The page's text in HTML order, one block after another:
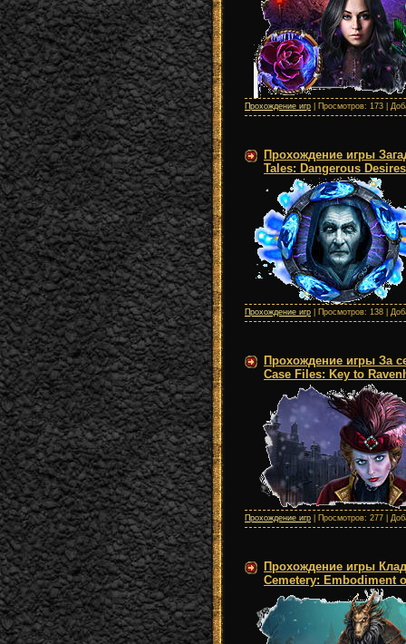
Прохождение игр | Просмотров: 173 |
Прохождение игры
Tales: Dangerous
Прохождение игр | Просмотров: 138 |
Прохождение игры За
Case Files: Key to
Прохождение игр | Просмотров: 277 |
Прохождение игры
Cemetery: Embodiment